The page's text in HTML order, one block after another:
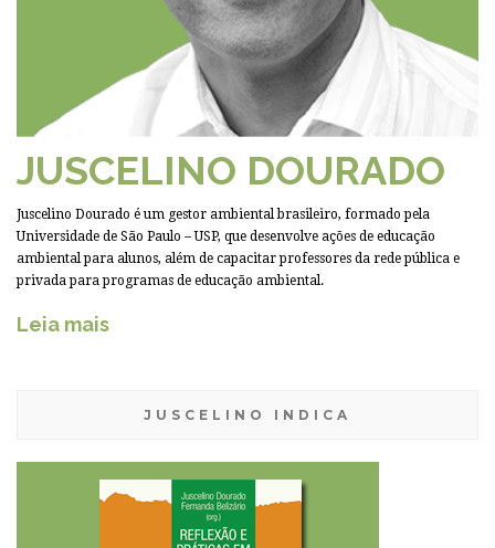
JUSCELINO DOURADO
Juscelino Dourado é um gestor ambiental brasileiro, formado pela
Universidade de São Paulo – USP, que desenvolve ações de educação
ambiental para alunos, além de capacitar professores da rede pública e
privada para programas de educação ambiental.
Leia mais
JUSCELINO INDICA